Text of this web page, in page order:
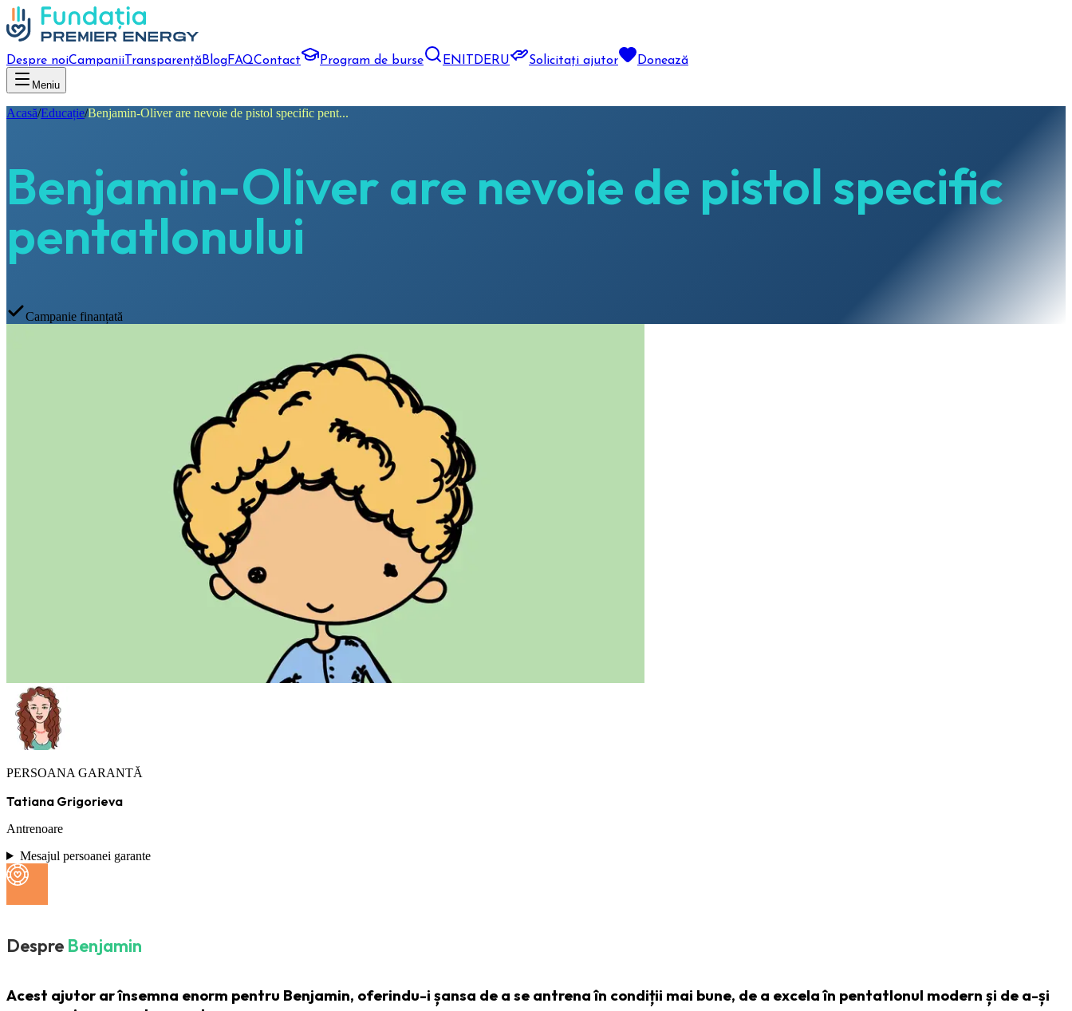
Despre noiCampanii TransparențăBlogFAQContact Program de burse EN DERU Solicitați ajutor Donează
Meniu
Acasă/Educație/Benjamin-Oliver are nevoie de pistol specific pent...
Benjamin-Oliver are nevoie de pistol specific
pentatlonului
Campanie finanțată
PERSOANA GARANTĂ
Tatiana Grigorieva
Antrenoare
Mesajul persoanei garante
Despre Benjamin
Acest ajutor ar însemna enorm pentru Benjamin, oferindu-i șansa de a se antrena în condiții mai bune, de a excela în pentatlonul modern și de a-și